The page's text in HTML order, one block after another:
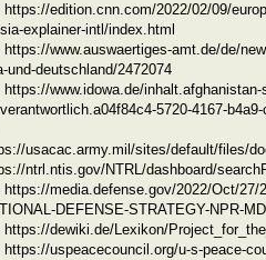
https://edition.cnn.com/2022/02/09/
explainer-intl/index.html
https://www.auswaertiges-amt.de/de/
und-deutschland/2472074
https://www.idowa.de/
5720-4167-
usacac.army.mil/sites/default/files/
ntrl.ntis.gov/NTRL/dashboard/
https://media.defense.gov/2022/Oct/27/
DEFENSE-STRATEGY-NPR-
https://dewiki.de/Lexikon/
https://uspeacecouncil.org/u-s-peace-